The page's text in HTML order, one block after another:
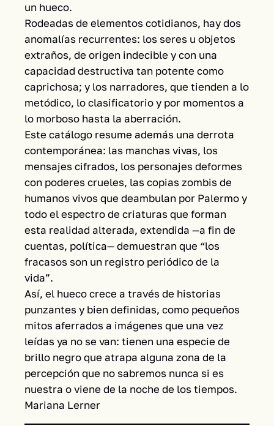
un hueco.
Rodeadas de elementos cotidianos, hay dos
anomalías recurrentes: los seres u objetos
extraños, de origen indecible y con una
capacidad destructiva tan potente como
caprichosa; y los narradores, que tienden a lo
metódico, lo clasificatorio y por momentos a
lo morboso hasta la aberración.
Este catálogo resume además una derrota
contemporánea: las manchas vivas, los
mensajes cifrados, los personajes deformes
con poderes crueles, las copias zombis de
humanos vivos que deambulan por Palermo y
todo el espectro de criaturas que forman
esta realidad alterada, extendida —a fin de
cuentas, política— demuestran que “los
fracasos son un registro periódico de la
vida”.
Así, el hueco crece a través de historias
punzantes y bien definidas, como pequeños
mitos aferrados a imágenes que una vez
leídas ya no se van: tienen una especie de
brillo negro que atrapa alguna zona de la
percepción que no sabremos nunca si es
nuestra o viene de la noche de los tiempos.
Mariana Lerner